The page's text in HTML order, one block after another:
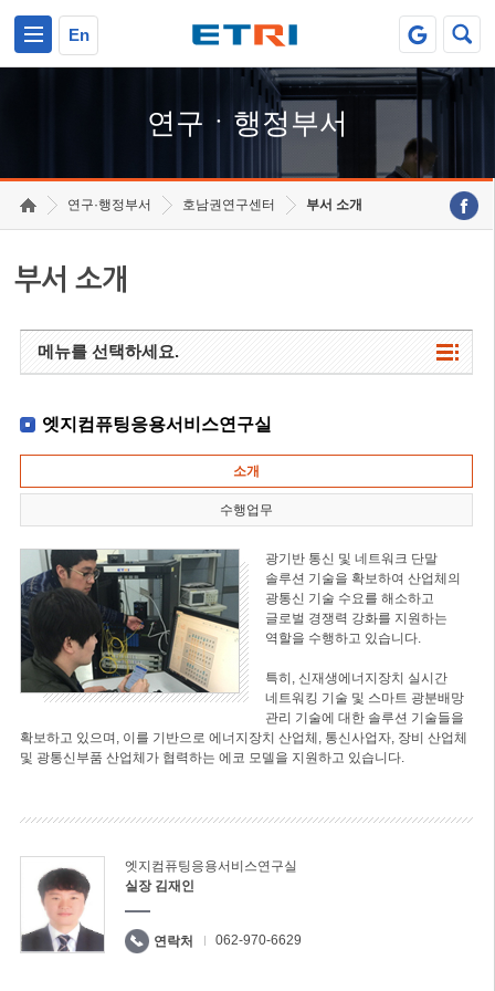
En
연구ㆍ행정부서
연구·행정부서 호남권연구센터 부서 소개
부서 소개
메뉴를 선택하세요.
엣지컴퓨팅응용서비스연구실
소개
수행업무
광기반 통신 및 네트워크 단말
솔루션 기술을 확보하여 산업체의
광통신 기술 수요를 해소하고
글로벌 경쟁력 강화를 지원하는
역할을 수행하고 있습니다.
특히, 신재생에너지장치 실시간
네트워킹 기술 및 스마트 광분배망
관리 기술에 대한 솔루션 기술들을
확보하고 있으며, 이를 기반으로 에너지장치 산업체, 통신사업자, 장비 산업체
및 광통신부품 산업체가 협력하는 에코 모델을 지원하고 있습니다.
엣지컴퓨팅응용서비스연구실
실장 김재인
연락처 062-970-6629